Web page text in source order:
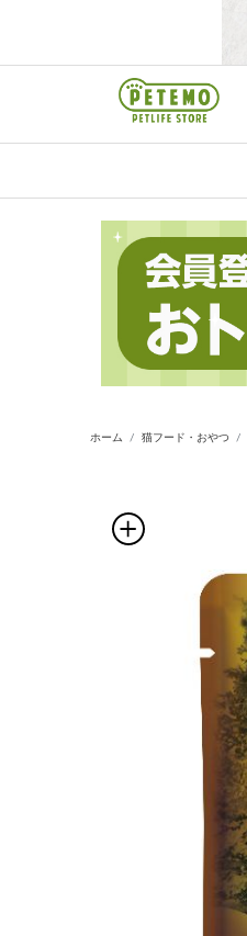
ホーム 猫フード・おやつ